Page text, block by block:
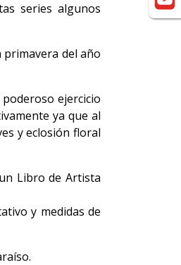
series algunos
del año
ejercicio
ya que al
y eclosión floral
Libro de Artista
y medidas de